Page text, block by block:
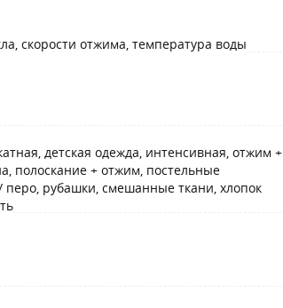
скорости отжима, температура воды
детская одежда, интенсивная, отжим +
полоскание + отжим, постельные
перо, рубашки, смешанные ткани, хлопок